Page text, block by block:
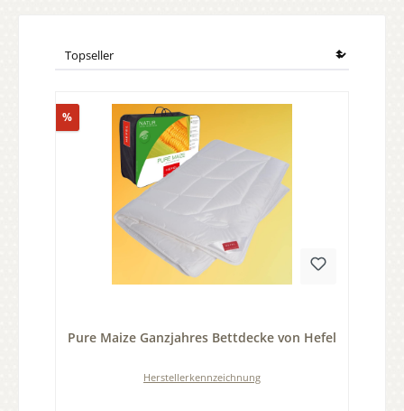
%Rabatt
Pure Maize Ganzjahres Bettdecke von Hefel
Herstellerkennzeichnung